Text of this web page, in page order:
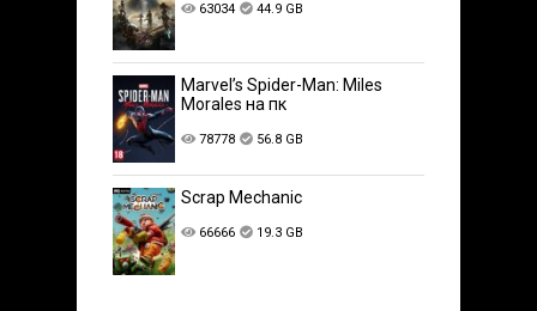
63034 44.9 GB
Marvel’s Spider-Man: Miles
Morales на пк
78778 56.8 GB
Scrap Mechanic
66666 19.3 GB